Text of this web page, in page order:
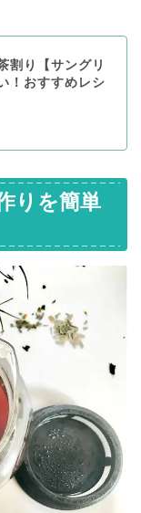
割り【サングリ
！おすすめレシ
りを簡単